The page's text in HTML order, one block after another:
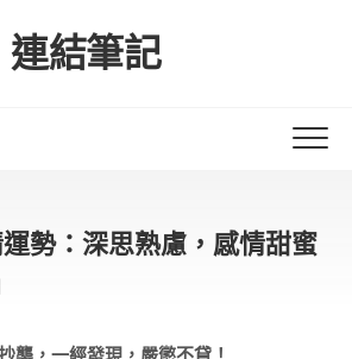
連結筆記
勢：深思熟慮，感情甜蜜